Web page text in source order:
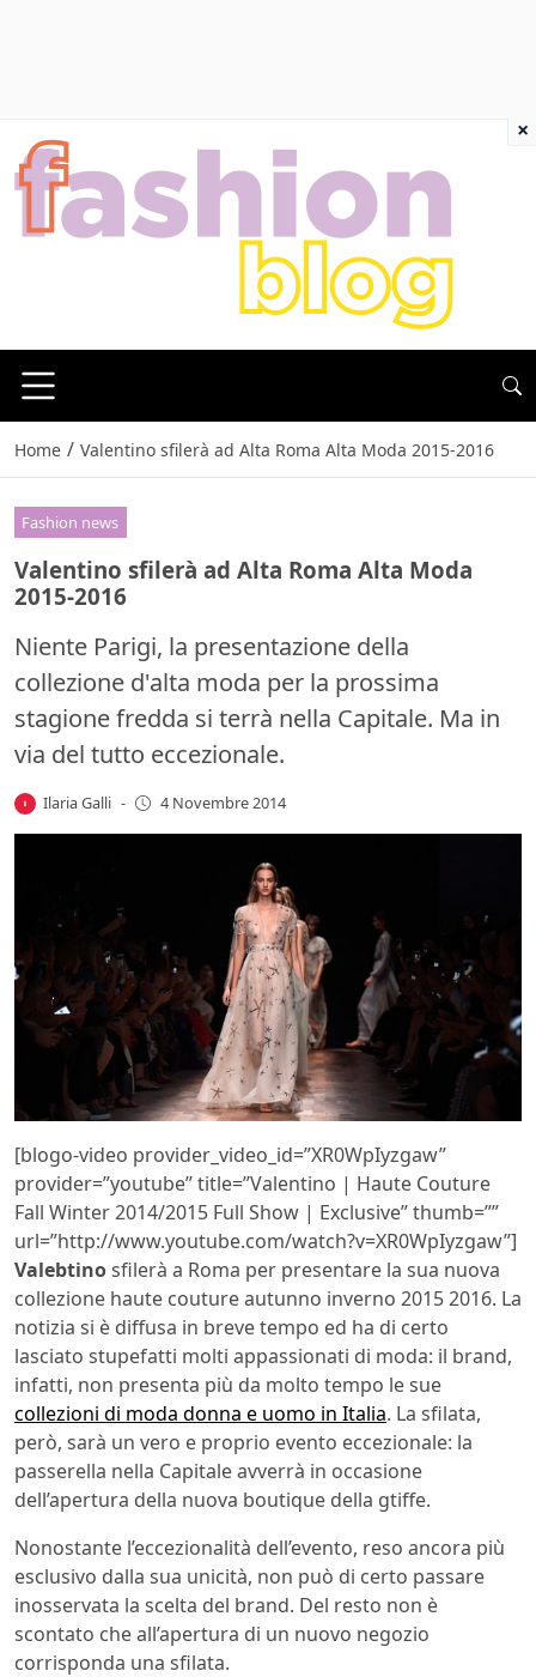
Home / Valentino sfilerà ad Alta Roma Alta Moda 2015-2016
Fashion news
Valentino sfilerà ad Alta Roma Alta Moda
2015-2016
Niente Parigi, la presentazione della
collezione d'alta moda per la prossima
stagione fredda si terrà nella Capitale. Ma in
via del tutto eccezionale.
Ilaria Galli - 4 Novembre 2014
[blogo-video provider_video_id=”XR0WpIyzgaw”
provider=”youtube” title=”Valentino | Haute Couture
Fall Winter 2014/2015 Full Show | Exclusive” thumb=””
url=”http://www.youtube.com/watch?v=XR0WpIyzgaw”]
Valebtinosfilerà a Roma per presentare la sua nuova
collezione haute couture autunno inverno 2015 2016. La
notizia si è diffusa in breve tempo ed ha di certo
lasciato stupefatti molti appassionati di moda: il brand,
infatti, non presenta più da molto tempo le sue
collezioni di moda donna e uomo in Italia. La sfilata,
però, sarà un vero e proprio evento eccezionale: la
passerella nella Capitale avverrà in occasione
dell’apertura della nuova boutique della gtiffe.
Nonostante l’eccezionalità dell’evento, reso ancora più
esclusivo dalla sua unicità, non può di certo passare
inosservata la scelta del brand. Del resto non è
scontato che all’apertura di un nuovo negozio
corrisponda una sfilata.
×